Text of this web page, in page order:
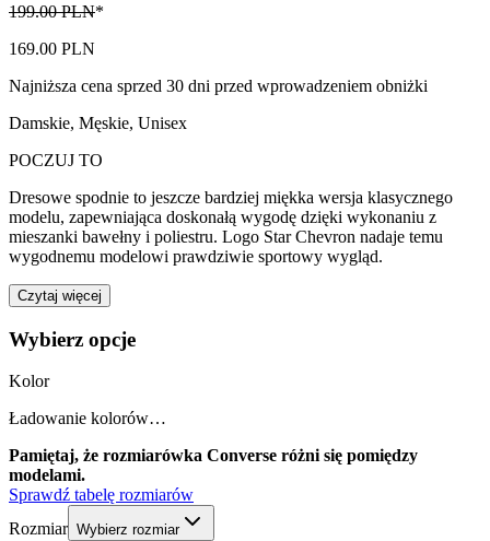
199.00 PLN*
169.00 PLN
Najniższa cena sprzed 30 dni przed wprowadzeniem obniżki
Damskie, Męskie, Unisex
POCZUJ TO
Dresowe spodnie to jeszcze bardziej miękka wersja klasycznego
modelu, zapewniająca doskonałą wygodę dzięki wykonaniu z
mieszanki bawełny i poliestru. Logo Star Chevron nadaje temu
wygodnemu modelowi prawdziwie sportowy wygląd.
Czytaj więcej
Wybierz opcje
Kolor
Ładowanie kolorów…
Pamiętaj, że rozmiarówka Converse różni się pomiędzy
modelami.
Sprawdź tabelę rozmiarów
Rozmiar Wybierz rozmiar